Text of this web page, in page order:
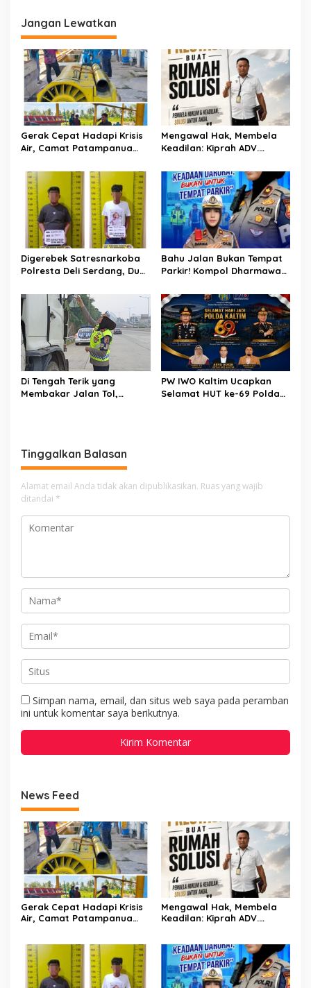
i
g
a
s
i
p
o
s
Jangan Lewatkan
Gerak Cepat Hadapi Krisis
Air, Camat Patampanua
Demi Selamatkan Ribuan
Hektare Sawah Warga
Mengawal Hak, Membela
Keadilan: Kiprah ADV.
Solusi
Digerebek Satresnarkoba
Polresta Deli Serdang, Dua
Merbau Dibekuk
Bahu Jalan Bukan Tempat
Parkir! Kompol Dharmawati
Keselamatan, Satu
Kelalaian Bisa Berujung
Maut
Di Tengah Terik yang
Membakar Jalan Tol,
PW IWO Kaltim Ucapkan
Selamat HUT ke-69 Polda
Tinggalkan Balasan
Alamat email Anda tidak akan dipublikasikan. Ruas yang wajib
ditandai *
Simpan nama, email, dan situs web saya pada peramban
ini untuk komentar saya berikutnya.
News Feed
Gerak Cepat Hadapi Krisis
Air, Camat Patampanua
Hektare Sawah Warga
Mengawal Hak, Membela
Keadilan: Kiprah ADV.